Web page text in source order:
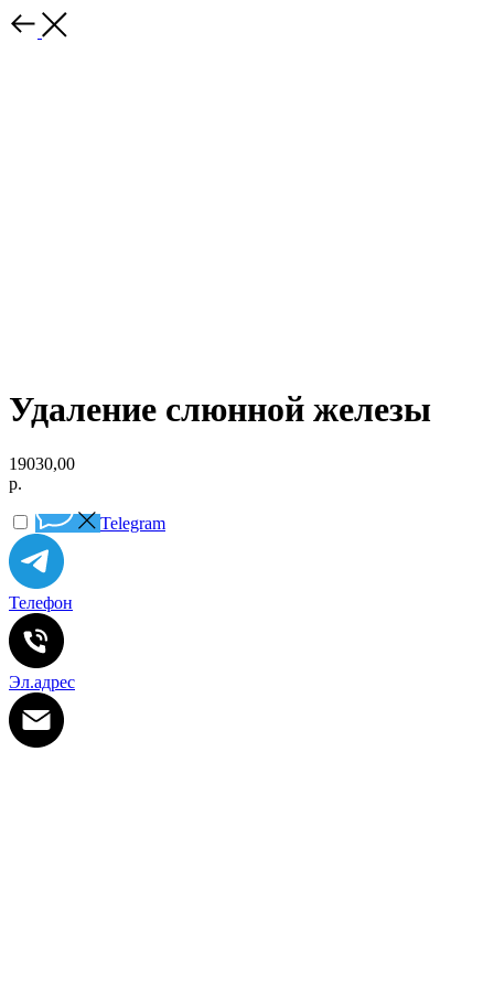
Удаление слюнной железы
19030,00
р.
Telegram
Телефон
Эл.адрес